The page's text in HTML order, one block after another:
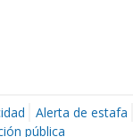
Alerta de estafa
pública